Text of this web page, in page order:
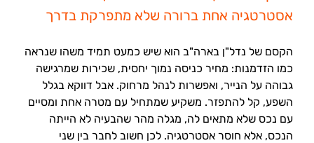
אסטרטגיה אחת ברורה שלא מתפרקת בדרך
הקסם של נדל"ן בארה"ב הוא שיש כמעט תמיד משהו שנראה
כמו הזדמנות: מחיר כניסה נמוך יחסית, שכירות שמרגישה
גבוהה על הנייר, ואפשרות לנהל מרחוק. אבל דווקא בגלל
השפע, קל להתפזר. משקיע שמתחיל עם מטרה אחת ומסיים
עם נכס שלא מתאים לה, מגלה מהר שהבעיה לא הייתה
הנכס, אלא חוסר אסטרטגיה. לכן חשוב לחבר בין שני